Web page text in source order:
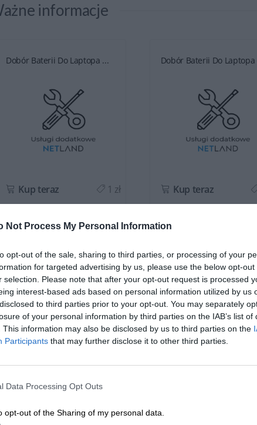
Not Process My Personal Information
opt-out of the sale, sharing to third parties, or processing of your
for targeted advertising by us, please use the below opt-out
selection. Please note that after your opt-out request is processed
interest-based ads based on personal information utilized by us
to third parties prior to your opt-out. You may separately
of your personal information by third parties on the IAB’s list of
This information may also be disclosed by us to third parties on the
Participants that may further disclose it to other third parties.
Data Processing Opt Outs
opt-out of the Sharing of my personal data.
informacje
Dobór Baterii Do Laptopa ...
Kup teraz 1 zł
Dobór Baterii Do Laptopa
Kup teraz
OPIS SERII
Ciągle w drodze? Nie musisz się już martwić, czy bateria